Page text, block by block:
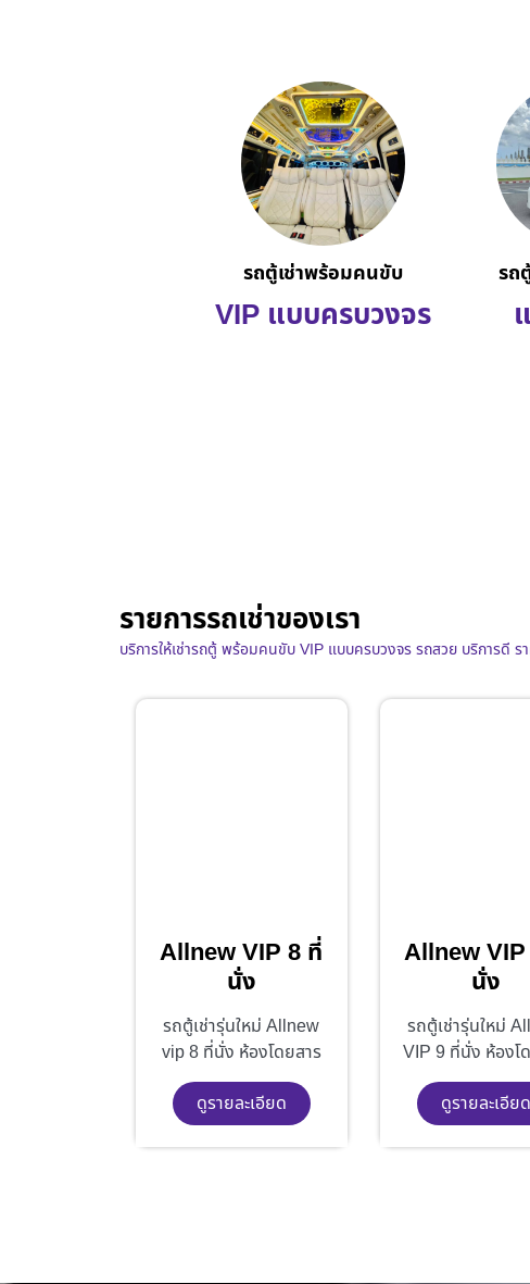
รถตู้เช่าพร้อมคนขับ
VIP แบบครบวงจร
รถ
รายการรถเช่าของเรา
บริการให้เช่ารถตู้ พร้อมคนขับ VIP แบบครบวงจร รถสวย บริการดี ร
Allnew VIP 8 ที่
นั่ง
รถตู้เช่ารุ่นใหม่ Allnew
vip 8 ที่นั่ง ห้องโดยสาร
ดูรายละเอียด
Allnew
นั่ง
รถตู้เช่ารุ่นใหม่
VIP 9 ที่นั่ง ห้องโ
ดูรายละเอียด